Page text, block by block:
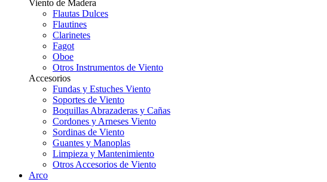
Viento de Madera
Flautas Dulces
Flautines
Clarinetes
Fagot
Oboe
Otros Instrumentos de Viento
Accesorios
Fundas y Estuches Viento
Soportes de Viento
Boquillas Abrazaderas y Cañas
Cordones y Arneses Viento
Sordinas de Viento
Guantes y Manoplas
Limpieza y Mantenimiento
Otros Accesorios de Viento
Arco